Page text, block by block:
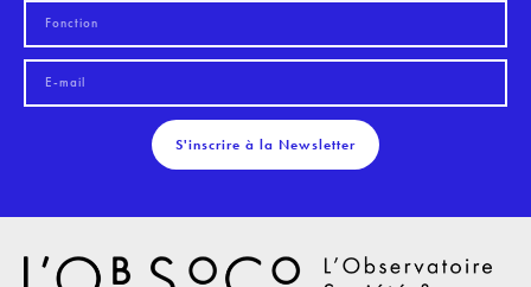
S'inscrire à la Newsletter